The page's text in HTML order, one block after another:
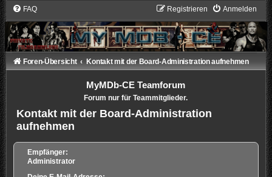
FAQ Anmelden
Registrieren
Foren-Übersicht Kontakt mit der Board-Administration aufnehmen
MyMDb-CE Teamforum
Forum nur für Teammitglieder.
Kontakt mit der Board-Administration
aufnehmen
Empfänger:
Administrator